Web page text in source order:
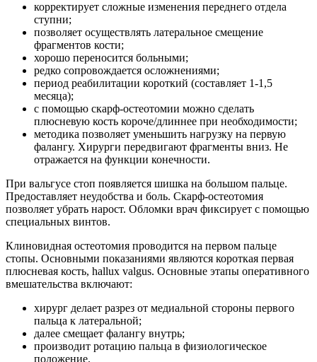
корректирует сложные изменения переднего отдела
ступни;
позволяет осуществлять латеральное смещение
фрагментов кости;
хорошо переносится больными;
редко сопровождается осложнениями;
период реабилитации короткий (составляет 1-1,5
месяца);
с помощью скарф-остеотомии можно сделать
плюсневую кость короче/длиннее при необходимости;
методика позволяет уменьшить нагрузку на первую
фалангу. Хирурги передвигают фрагменты вниз. Не
отражается на функции конечности.
При вальгусе стоп появляется шишка на большом пальце.
Предоставляет неудобства и боль. Скарф-остеотомия
позволяет убрать нарост. Обломки врач фиксирует с помощью
специальных винтов.
Клиновидная остеотомия проводится на первом пальце
стопы. Основными показаниями являются короткая первая
плюсневая кость, hallux valgus. Основные этапы оперативного
вмешательства включают:
хирург делает разрез от медиальной стороны первого
пальца к латеральной;
далее смещает фалангу внутрь;
производит ротацию пальца в физиологическое
положение.